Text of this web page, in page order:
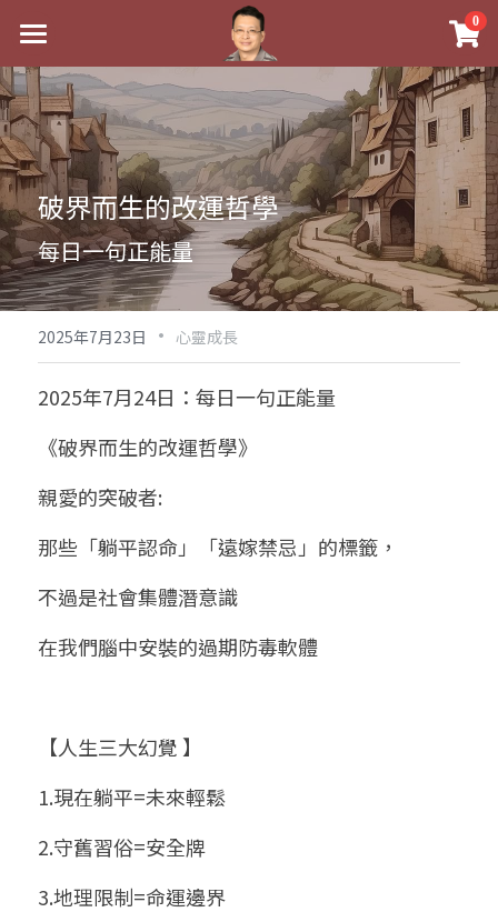
0
最新消息
關於我
實體經營
祖傳命理
手工印鑑
課程介紹
五行八字學
後天派陽宅
Blog
黃金會員專區
八字雜記
心靈成長
人氣最高
站長精選
臉書生活
好書推廌
試閱專區
Podcast聽書
團隊訓練營
八字視頻
陽宅視頻
線上直播
自我挑戰
線上學苑
八字初階班1
八字初階班2
八字進階班
八字中階班
八字高階班
五行計算初階班
五行計算高階班
團隊訓練營
命理商城
八字完整班
《十神高階實戰錄》完整典藏版
科學八字推理PDF
八字批命
我的著作
科學八字推理1
科學八字推理2
科學八字推理3
輕鬆學會科學八字推理
與我預約
批命預約
上課預約
FB粉絲頁
登錄/註冊
搜索
繁體中文
0938617837
support@p8zicourse.com
破界而生的改運哲學
每日一句正能量
2025年7月23日 · 心靈成長
2025年7月24日：每日一句正能量
《破界而生的改運哲學》
親愛的突破者:
那些「躺平認命」「遠嫁禁忌」的標籤，
不過是社會集體潛意識
在我們腦中安裝的過期防毒軟體
【人生三大幻覺 】
1.現在躺平=未來輕鬆
2.守舊習俗=安全牌
3.地理限制=命運邊界
×
商品分類
八字線上完整班
科學八字推理PDF
《十神高階實戰錄》完整典藏版
1美元超值PDF